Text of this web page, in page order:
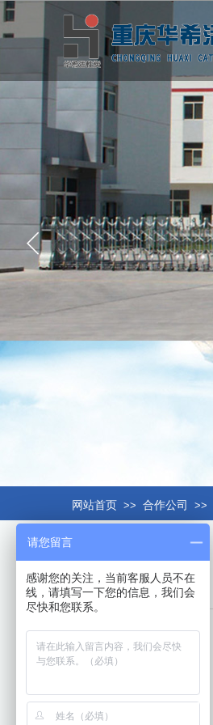
网站首页 >> 合作公司 >>
请您留言
感谢您的关注，当前客服人员不在
线，请填写一下您的信息，我们会
尽快和您联系。